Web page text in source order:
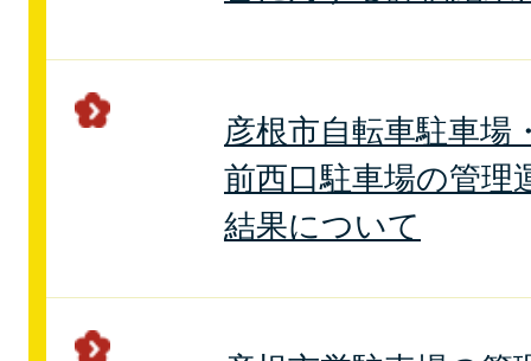
彦根市自転車駐車場
前西口駐車場の管理
結果について